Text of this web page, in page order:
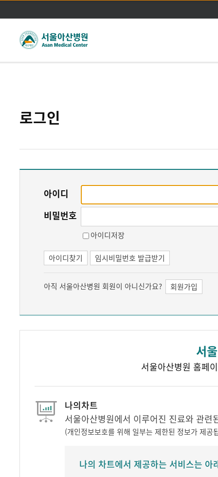
주메뉴바로가기
본문바로가기
로그인
아이디
비밀번호
아이디저장
아이디찾기 임시비밀번호 발급받기
아직 서울아산병원 회원이 아니신가요? 회원가입
서
서울아산병원 홈페
나의차트
서울아산병원에서 이루어진 진료와 관
(개인정보보호를 위해 일부는 제한된 정보가 제공
나의 차트에서 제공하는 서비스는 아